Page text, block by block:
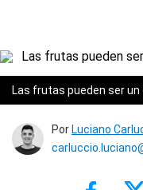
Las frutas pueden ser un
Por Luciano